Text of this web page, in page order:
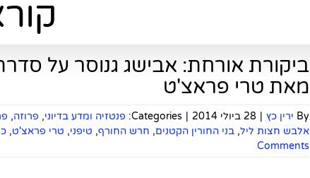
ביקורת אורחת: אבישג גנוסר על
מאת טרי פראצ'ט
By ירין כץ | 28 ביולי 2014 |
Categories: פנטזיה ומדע בדיוני, פרוזה,
אלבש חצות ליל,בני החורין הקטנים, חרש החורף, טיפני, טרי פראצ'ט,
Comments